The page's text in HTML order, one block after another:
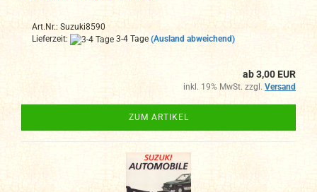
Art.Nr.: Suzuki8590
Lieferzeit:
3-4 Tage (Ausland abweichend)
ab 3,00 EUR
inkl. 19% MwSt. zzgl. Versand
ZUM ARTIKEL